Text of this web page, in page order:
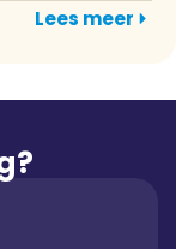
Lees meer